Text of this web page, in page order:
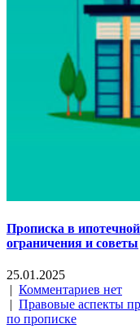
Прописка в
ограничения и советы
25.01.2025
| Комментариев нет
| Правовые аспекты
по прописке